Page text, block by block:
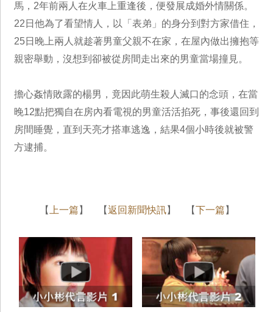
馬，2年前兩人在火車上重逢後，便發展成婚外情關係。
22日他為了看望情人，以「表弟」的身分到對方家借住，
25日晚上兩人就趁著男童父親不在家，在屋內做出擁抱等
親密舉動，沒想到卻被從房間走出來的男童當場撞見。
擔心姦情敗露的楊男，竟因此萌生殺人滅口的念頭，在當
晚12點把獨自在房內看電視的男童活活掐死，事後還回到
房間睡覺，直到天亮才搭車逃逸，結果4個小時後就被警
方逮捕。
【 上一篇 】 【返回新聞快訊】 【下一篇 】